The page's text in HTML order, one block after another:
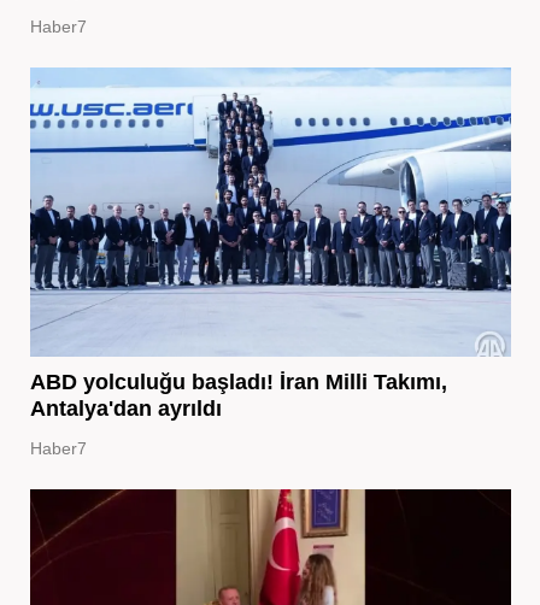
Haber7
ABD yolculuğu başladı! İran Milli Takımı,
Antalya'dan ayrıldı
Haber7